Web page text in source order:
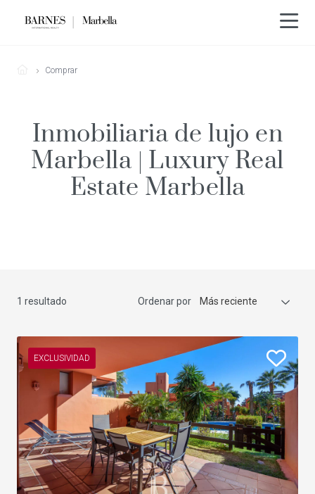
Comprar
Inmobiliaria de lujo en
Marbella | Luxury Real
Estate Marbella
1 resultado Ordenar por Más reciente
EXCLUSIVIDAD